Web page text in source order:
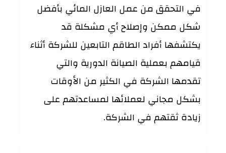
في التحقق من عمل العازل المائي بأفضل
شكل ممكن وإصلاح أي مشكلة قد
يكتشفها أفراد الطاقم التابعين للشركة أثناء
قيامهم بعملية الصيانة الدورية والتي
تقدمها الشركة في الكثير من الأوقات
بشكل مجاني لعملائها لمساعدتهم على
زيادة ثقتهم في الشركة.